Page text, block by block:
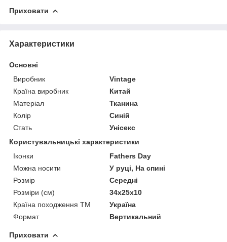
Приховати
Характеристики
Основні
Виробник
Vintage
Країна виробник
Китай
Матеріал
Тканина
Колір
Синій
Стать
Унісекс
Користувальницькі характеристики
Іконки
Fathers Day
Можна носити
У руці, На спині
Розмір
Середні
Розміри (см)
34х25х10
Країна походження ТМ
Україна
Формат
Вертикальний
Приховати